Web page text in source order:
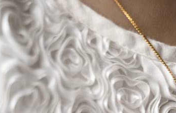
Uroda
Zakupy i opinie
Zdrowie